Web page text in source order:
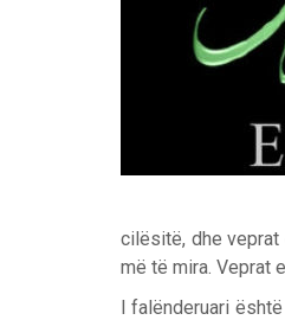
cilësitë, dhe veprat
më të mira. Veprat
I falënderuari